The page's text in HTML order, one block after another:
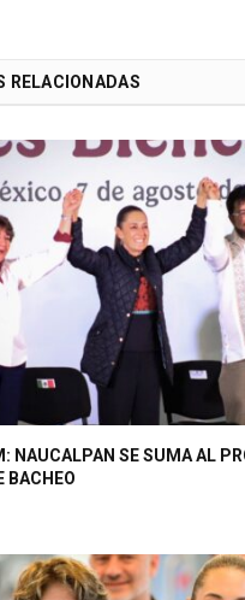
RELACIONADAS
NAUCALPAN SE SUMA AL
BACHEO